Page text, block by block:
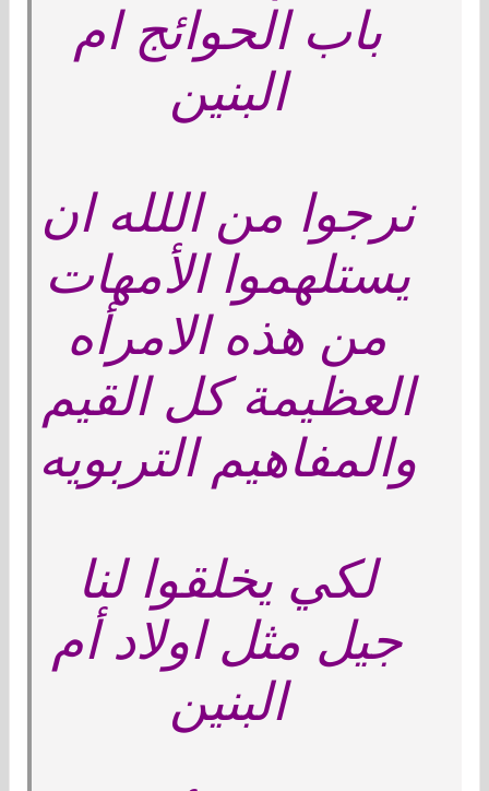
باب الحوائج ام
البنين
نرجوا من اللله ان
يستلهموا الأمهات
من هذه الامرأه
العظيمة كل القيم
والمفاهيم التربويه
لكي يخلقوا لنا
جيل مثل اولاد أم
البنين